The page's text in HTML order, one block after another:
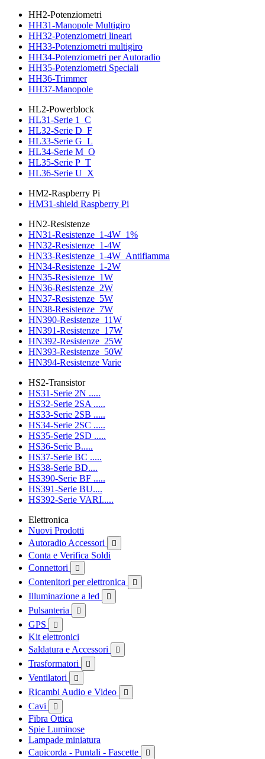
HH2-Potenziometri
HH31-Manopole Multigiro
HH32-Potenziometri lineari
HH33-Potenziometri multigiro
HH34-Potenziometri per Autoradio
HH35-Potenziometri Speciali
HH36-Trimmer
HH37-Manopole
HL2-Powerblock
HL31-Serie 1_C
HL32-Serie D_F
HL33-Serie G_L
HL34-Serie M_O
HL35-Serie P_T
HL36-Serie U_X
HM2-Raspberry Pi
HM31-shield Raspberry Pi
HN2-Resistenze
HN31-Resistenze_1-4W_1%
HN32-Resistenze_1-4W
HN33-Resistenze_1-4W_Antifiamma
HN34-Resistenze_1-2W
HN35-Resistenze_1W
HN36-Resistenze_2W
HN37-Resistenze_5W
HN38-Resistenze_7W
HN390-Resistenze_11W
HN391-Resistenze_17W
HN392-Resistenze_25W
HN393-Resistenze_50W
HN394-Resistenze Varie
HS2-Transistor
HS31-Serie 2N .....
HS32-Serie 2SA .....
HS33-Serie 2SB .....
HS34-Serie 2SC .....
HS35-Serie 2SD .....
HS36-Serie B.....
HS37-Serie BC .....
HS38-Serie BD....
HS390-Serie BF .....
HS391-Serie BU....
HS392-Serie VARI.....
Elettronica
Nuovi Prodotti
Autoradio Accessori

Conta e Verifica Soldi
Connettori

Contenitori per elettronica 
Illuminazione a led 
Pulsanteria 
GPS 
Kit elettronici
Saldatura e Accessori

Trasformatori 
Ventilatori 
Ricambi Audio e Video 
Cavi 
Fibra Ottica
Spie Luminose
Lampade miniatura
Capicorda - Puntali - Fascette
